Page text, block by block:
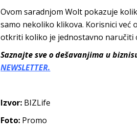
Ovom saradnjom Wolt pokazuje
samo nekoliko klikova. Korisnici
otkriti koliko je jednostavno naručiti
Saznajte sve o dešavanjima u
NEWSLETTER.
Izvor: BIZLife
Foto: Promo